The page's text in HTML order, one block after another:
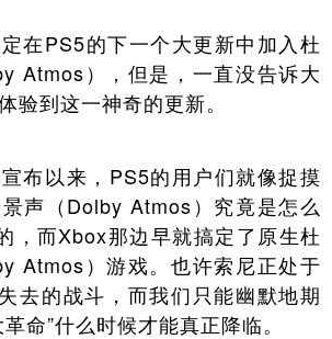
在PS5的下一个大更新中加入杜
Atmos），但是，一直没告诉大
验到这一神奇的更新。
布以来，PS5的用户们就像捉摸
声（Dolby Atmos）究竟是怎么
，而Xbox那边早就搞定了原生杜
Atmos）游戏。也许索尼正处于
去的战斗，而我们只能幽默地期
命”什么时候才能真正降临。